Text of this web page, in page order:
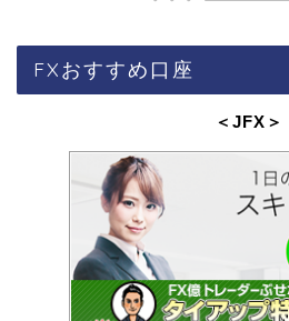
FXおすすめ口座
＜JFX ＞